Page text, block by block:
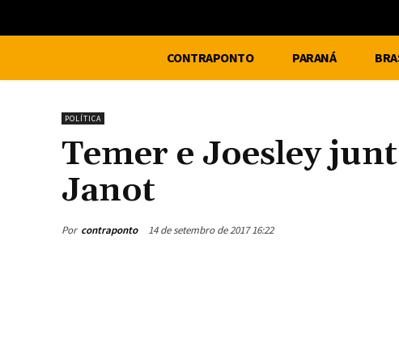
CONTRAPONTO PARANÁ
POLÍTICA
Temer e Joesley
Janot
Por contraponto 14 de setembro de 2017 16:22